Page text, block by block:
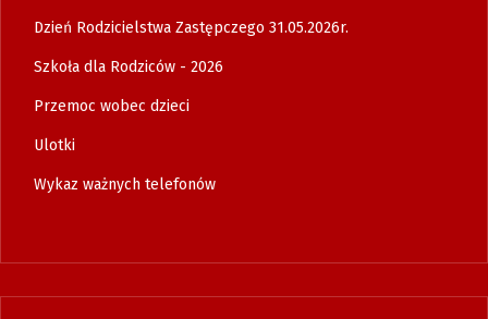
Dzień Rodzicielstwa Zastępczego 31.05.2026r.
Szkoła dla Rodziców - 2026
Przemoc wobec dzieci
Ulotki
Wykaz ważnych telefonów